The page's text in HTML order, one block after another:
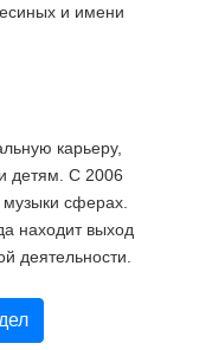
и имени
карьеру,
детям. С 2006
сферах.
находит выход
деятельности.